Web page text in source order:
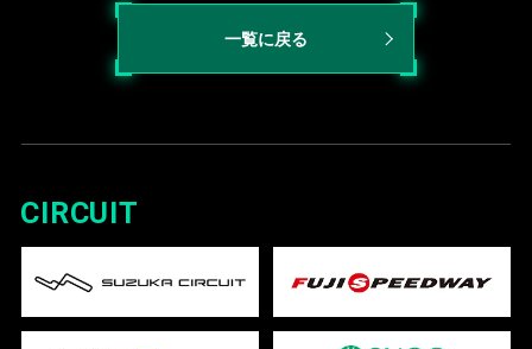
一覧に戻る
CIRCUIT